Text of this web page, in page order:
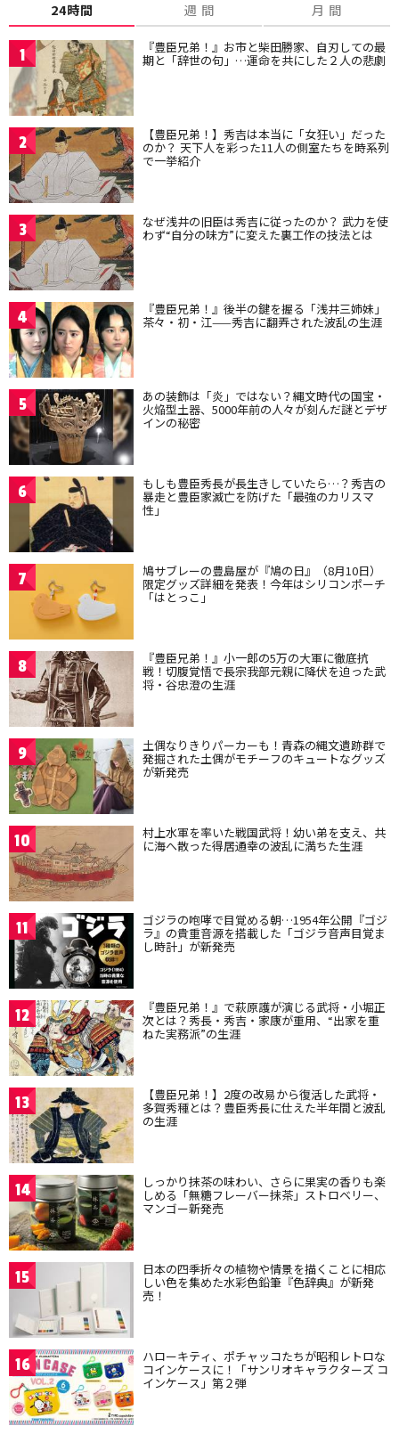
24時間 週 間 月 間
1 『豊臣兄弟！』お市と柴田勝家、自刃しての最
期と「辞世の句」…運命を共にした２人の悲劇
2 【豊臣兄弟！】秀吉は本当に「女狂い」だった
のか？ 天下人を彩った11人の側室たちを時系列
で一挙紹介
3 なぜ浅井の旧臣は秀吉に従ったのか？ 武力を使
わず“自分の味方”に変えた裏工作の技法とは
4 『豊臣兄弟！』後半の鍵を握る「浅井三姉妹」
茶々・初・江——秀吉に翻弄された波乱の生涯
5 あの装飾は「炎」ではない？縄文時代の国宝・
火焔型土器、5000年前の人々が刻んだ謎とデザ
インの秘密
6 もしも豊臣秀長が長生きしていたら…？秀吉の
暴走と豊臣家滅亡を防げた「最強のカリスマ
性」
7 鳩サブレーの豊島屋が『鳩の日』（8月10日）
限定グッズ詳細を発表！今年はシリコンポーチ
「はとっこ」
8 『豊臣兄弟！』小一郎の5万の大軍に徹底抗
戦！切腹覚悟で長宗我部元親に降伏を迫った武
将・谷忠澄の生涯
9 土偶なりきりパーカーも！青森の縄文遺跡群で
発掘された土偶がモチーフのキュートなグッズ
が新発売
10 村上水軍を率いた戦国武将！幼い弟を支え、共
に海へ散った得居通幸の波乱に満ちた生涯
11 ゴジラの咆哮で目覚める朝…1954年公開『ゴジ
ラ』の貴重音源を搭載した「ゴジラ音声目覚ま
し時計」が新発売
12 『豊臣兄弟！』で萩原護が演じる武将・小堀正
次とは？秀長・秀吉・家康が重用、“出家を重
ねた実務派”の生涯
13 【豊臣兄弟！】2度の改易から復活した武将・
多賀秀種とは？豊臣秀長に仕えた半年間と波乱
の生涯
14 しっかり抹茶の味わい、さらに果実の香りも楽
しめる「無糖フレーバー抹茶」ストロベリー、
マンゴー新発売
15 日本の四季折々の植物や情景を描くことに相応
しい色を集めた水彩色鉛筆『色辞典』が新発
売！
16 ハローキティ、ポチャッコたちが昭和レトロな
コインケースに！「サンリオキャラクターズ コ
インケース」第２弾